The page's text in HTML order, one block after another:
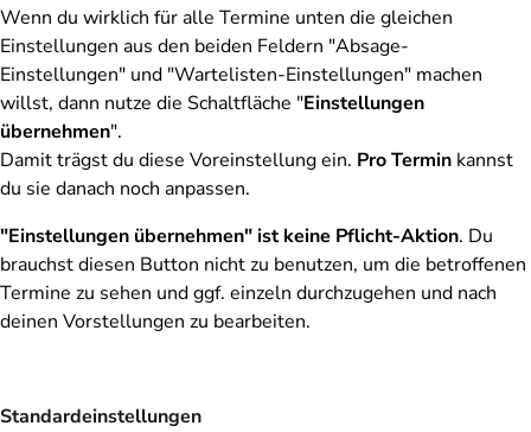
Wenn du wirklich für alle Termine unten die gleichen
Einstellungen aus den beiden Feldern "Absage-
Einstellungen" und "Wartelisten-Einstellungen" machen
willst, dann nutze die Schaltfläche "Einstellungen
übernehmen".
Damit trägst du diese Voreinstellung ein. Pro Termin kannst
du sie danach noch anpassen.
"Einstellungen übernehmen" ist keine Pflicht-Aktion. Du
brauchst diesen Button nicht zu benutzen, um die betroffenen
Termine zu sehen und ggf. einzeln durchzugehen und nach
deinen Vorstellungen zu bearbeiten.
Standardeinstellungen